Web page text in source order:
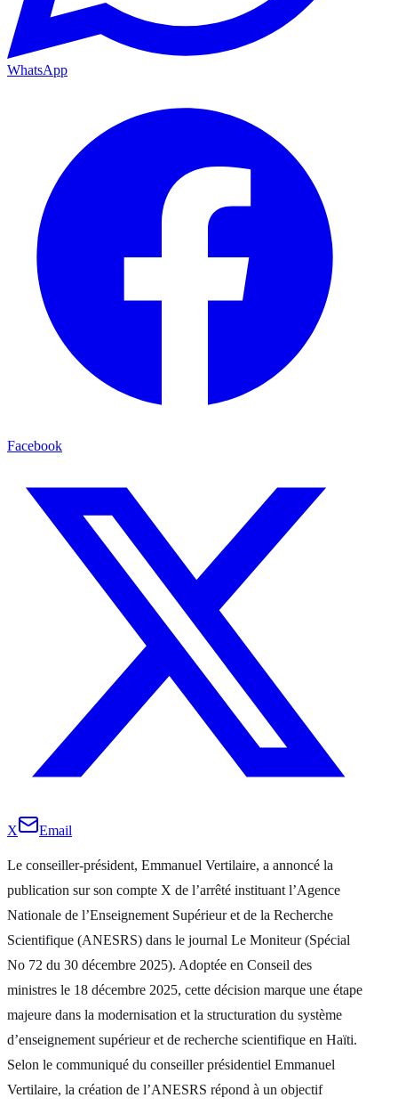
WhatsApp
Facebook
X Email
Le conseiller-président, Emmanuel Vertilaire, a annoncé la
publication sur son compte X de l’arrêté instituant l’Agence
Nationale de l’Enseignement Supérieur et de la Recherche
Scientifique (ANESRS) dans le journal Le Moniteur (Spécial
No 72 du 30 décembre 2025). Adoptée en Conseil des
ministres le 18 décembre 2025, cette décision marque une étape
majeure dans la modernisation et la structuration du système
d’enseignement supérieur et de recherche scientifique en Haïti.
Selon le communiqué du conseiller présidentiel Emmanuel
Vertilaire, la création de l’ANESRS répond à un objectif